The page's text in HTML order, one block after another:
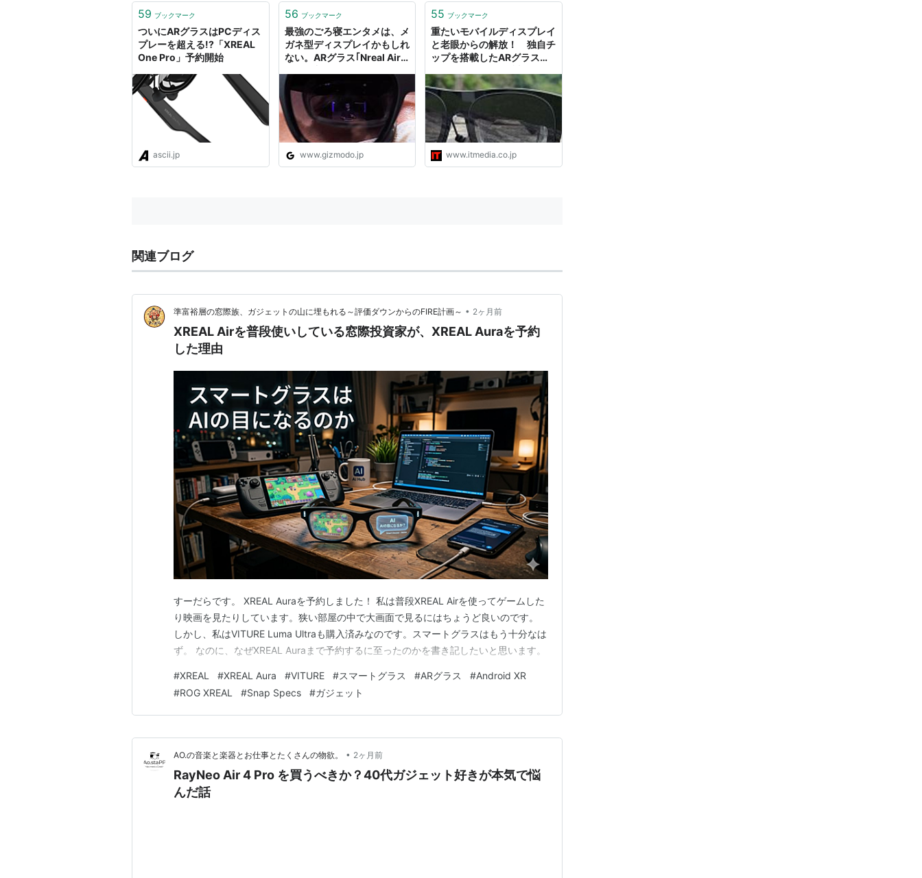
59 ブックマーク
ついにARグラスはPCディス
プレーを超える!?「XREAL
One Pro」予約開始
ascii.jp
56 ブックマーク
最強のごろ寝エンタメは、メ
ガネ型ディスプレイかもしれ
ない。ARグラス｢Nreal Air｣
www.gizmodo.jp
55 ブックマーク
重たいモバイルディスプレイ
と老眼からの解放！ 独自チ
ップを搭載したARグラス
www.itmedia.co.jp
関連ブログ
準富裕層の窓際族、ガジェットの山に埋もれる～評価ダウンからのFIRE計画～ • 2ヶ月前
XREAL Airを普段使いしている窓際投資家が、XREAL Auraを予約
した理由
すーだらです。 XREAL Auraを予約しました！ 私は普段XREAL Airを使ってゲームした
り映画を見たりしています。狭い部屋の中で大画面で見るにはちょうど良いのです。
しかし、私はVITURE Luma Ultraも購入済みなのです。スマートグラスはもう十分なは
ず。 なのに、なぜXREAL Auraまで予約するに至ったのかを書き記したいと思います。
#XREAL #XREAL Aura #VITURE #スマートグラス #ARグラス #Android XR
#ROG XREAL #Snap Specs #ガジェット
AO.の音楽と楽器とお仕事とたくさんの物欲。 • 2ヶ月前
RayNeo Air 4 Pro を買うべきか？40代ガジェット好きが本気で悩
んだ話